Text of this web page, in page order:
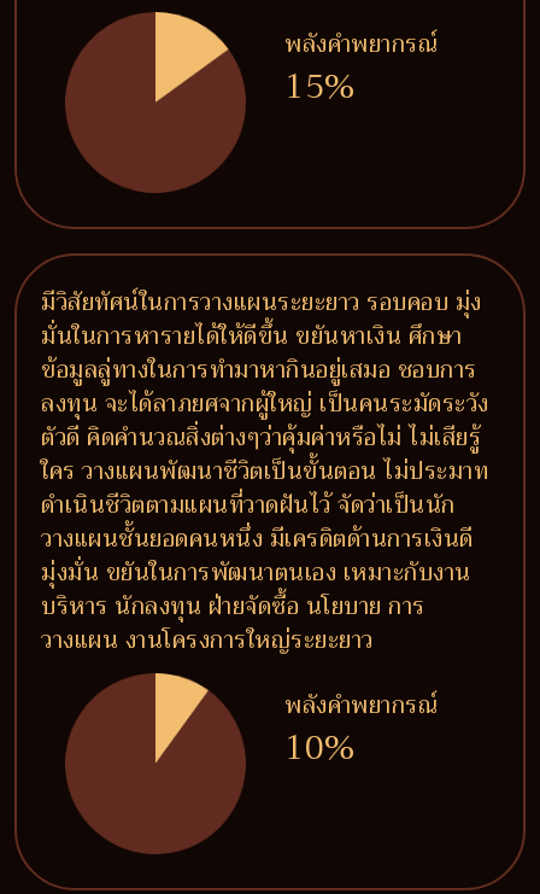
พลังคำพยากรณ์
15%
มีวิสัยทัศน์ในการวางแผนระยะยาว รอบคอบ มุ่ง
มั่นในการหารายได้ให้ดีขึ้น ขยันหาเงิน ศึกษา
ข้อมูลลู่ทางในการทำมาหากินอยู่เสมอ ชอบการ
ลงทุน จะได้ลาภยศจากผู้ใหญ่ เป็นคนระมัดระวัง
ตัวดี คิดคำนวณสิ่งต่างๆว่าคุ้มค่าหรือไม่ ไม่เสียรู้
ใคร วางแผนพัฒนาชีวิตเป็นขั้นตอน ไม่ประมาท
ดำเนินชีวิตตามแผนที่วาดฝันไว้ จัดว่าเป็นนัก
วางแผนชั้นยอดคนหนึ่ง มีเครดิตด้านการเงินดี
มุ่งมั่น ขยันในการพัฒนาตนเอง เหมาะกับงาน
บริหาร นักลงทุน ฝ่ายจัดซื้อ นโยบาย การ
วางแผน งานโครงการใหญ่ระยะยาว
พลังคำพยากรณ์
10%